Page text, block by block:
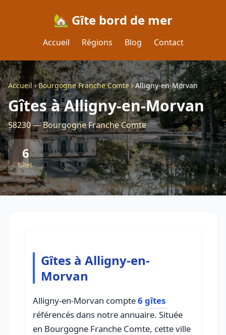
🏡 Gîte bord de mer
Accueil Régions Blog Contact
Accueil›Bourgogne Franche Comte›Alligny-en-Morvan
Gîtes à Alligny-en-Morvan
58230 — Bourgogne Franche Comte
6
Gîtes
Gîtes à Alligny-en-
Morvan
Alligny-en-Morvan compte6 gîtes
référencés dans notre annuaire. Située
en Bourgogne Franche Comte, cette ville